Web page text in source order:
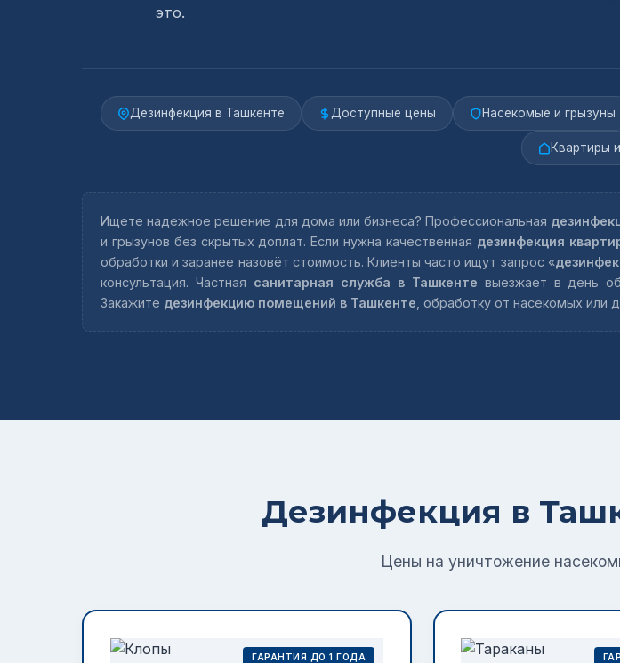
это.
Дезинфекция в Ташкенте Доступные цены Насекомые и грызуны
Квартиры
Ищете надежное решение для дома или бизнеса? Профессиональная
и грызунов без скрытых доплат. Если нужна качественная дезинфекция
обработки и заранее назовёт стоимость. Клиенты часто ищут запрос «
консультация. Частная санитарная служба в Ташкенте выезжает в день
Закажите дезинфекцию помещений в Ташкенте , обработку от насекомых
Дезинфекция в
Цены на уничтожение
ГАРАНТИЯ ДО 1 ГОДА